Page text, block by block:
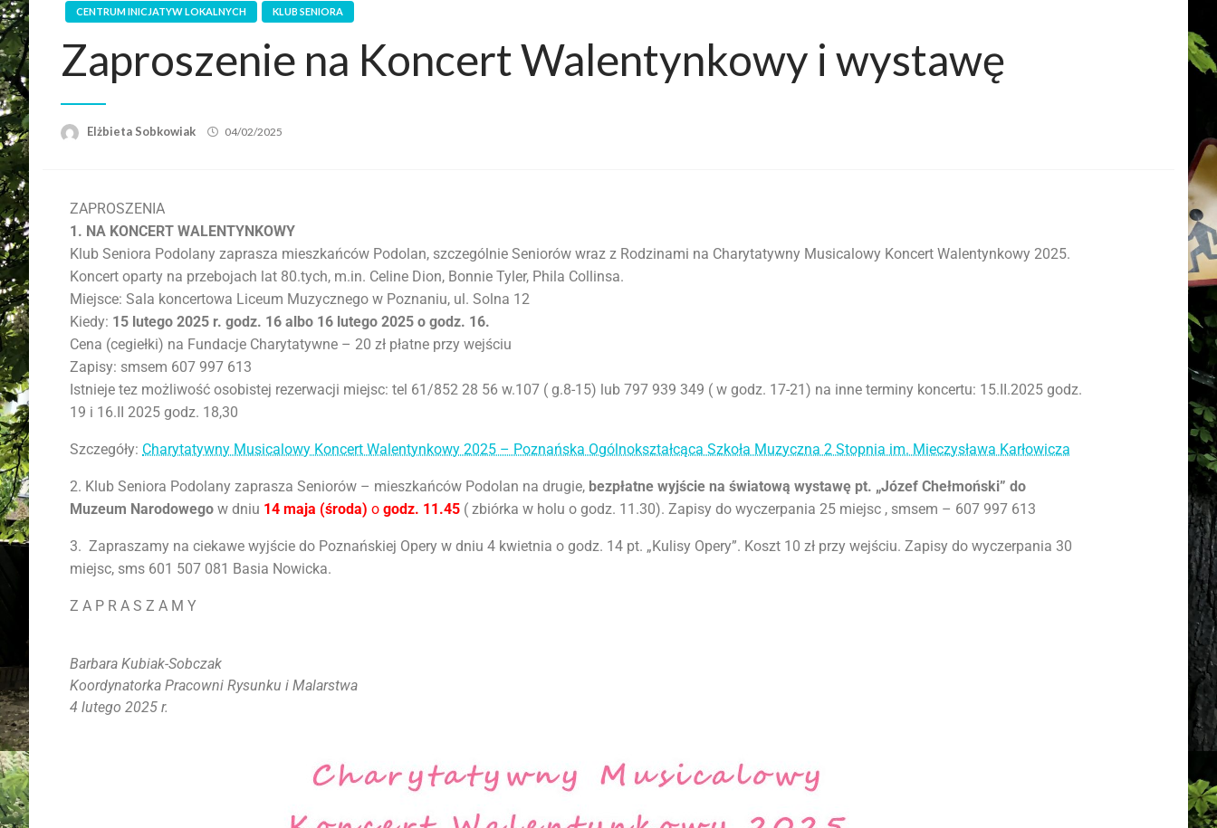
CENTRUM INICJATYW LOKALNYCH KLUB SENIORA
Zaproszenie na Koncert Walentynkowy i wystawę
Elżbieta Sobkowiak 04/02/2025
ZAPROSZENIA
1. NA KONCERT WALENTYNKOWY
Klub Seniora Podolany zaprasza mieszkańców Podolan, szczególnie Seniorów wraz z Rodzinami na Charytatywny Musicalowy Koncert Walentynkowy 2025.
Koncert oparty na przebojach lat 80.tych, m.in. Celine Dion, Bonnie Tyler, Phila Collinsa.
Miejsce: Sala koncertowa Liceum Muzycznego w Poznaniu, ul. Solna 12
Kiedy: 15 lutego 2025 r. godz. 16 albo 16 lutego 2025 o godz. 16.
Cena (cegiełki) na Fundacje Charytatywne – 20 zł płatne przy wejściu
Zapisy: smsem 607 997 613
Istnieje tez możliwość osobistej rezerwacji miejsc: tel 61/852 28 56 w.107 ( g.8-15) lub 797 939 349 ( w godz. 17-21) na inne terminy koncertu: 15.II.2025 godz.
19 i 16.II 2025 godz. 18,30
Szczegóły: Charytatywny Musicalowy Koncert Walentynkowy 2025 – Poznańska Ogólnokształcąca Szkoła Muzyczna 2 Stopnia im. Mieczysława Karłowicza
2. Klub Seniora Podolany zaprasza Seniorów – mieszkańców Podolan na drugie, bezpłatne wyjście na światową wystawę pt. „Józef Chełmoński” do
Muzeum Narodowego w dniu 14 maja (środa) o godz. 11.45 ( zbiórka w holu o godz. 11.30). Zapisy do wyczerpania 25 miejsc , smsem – 607 997 613
3. Zapraszamy na ciekawe wyjście do Poznańskiej Opery w dniu 4 kwietnia o godz. 14 pt. „Kulisy Opery”. Koszt 10 zł przy wejściu. Zapisy do wyczerpania 30
miejsc, sms 601 507 081 Basia Nowicka.
Z A P R A S Z A M Y
Barbara Kubiak-Sobczak
Koordynatorka Pracowni Rysunku i Malarstwa
4 lutego 2025 r.